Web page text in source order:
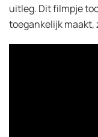
uitleg. Dit filmpje
toegankelijk maakt,